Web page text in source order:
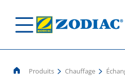
Produits Chauffage